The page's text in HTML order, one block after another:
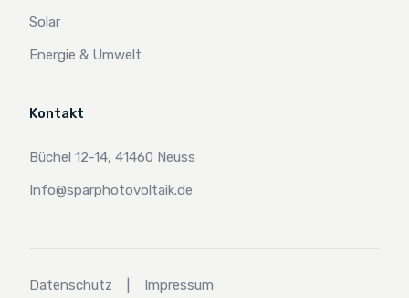
Solar
Energie & Umwelt
Kontakt
Büchel 12-14, 41460 Neuss
Info@sparphotovoltaik.de
Datenschutz Impressum